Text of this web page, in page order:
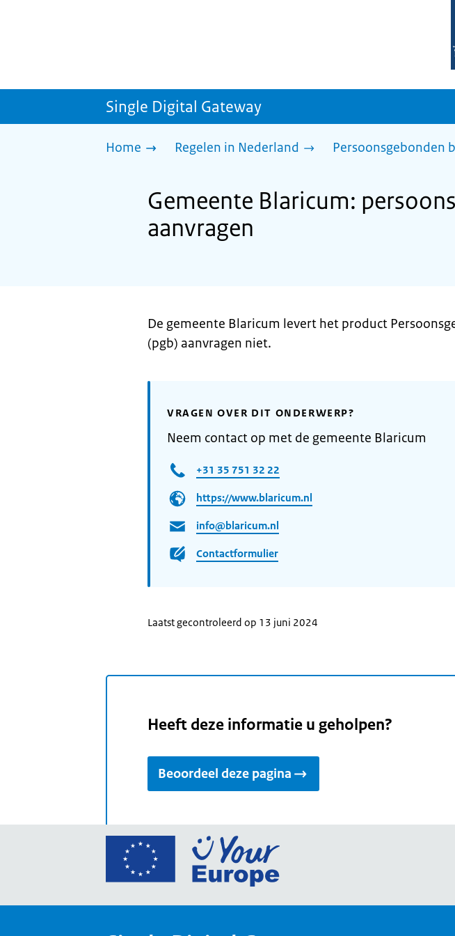
Single Digital Gateway
Home Regelen in Nederland Persoonsgebonden
Gemeente Blaricum:
aanvragen
De gemeente Blaricum levert het product
(pgb) aanvragen niet.
VRAGEN OVER DIT ONDERWERP?
Neem contact op met de gemeente Blaricum
+31 35 751 32 22
https://www.blaricum.nl
info@blaricum.nl
Contactformulier
Laatst gecontroleerd op 13 juni 2024
Heeft deze informatie u geholpen?
Beoordeel deze pagina
Ga
homepage